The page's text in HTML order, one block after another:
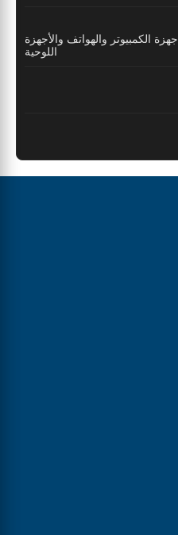
الكمبيوتر والهواتف والأجهزة
اللوحية